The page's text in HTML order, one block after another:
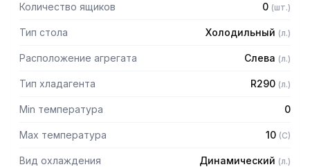
Количество ящиков 0 (шт.)
Тип стола Холодильный (л.)
Расположение агрегата Слева (л.)
Тип хладагента R290 (л.)
Min температура 0
Max температура 10 (C)
Вид охлаждения Динамический (л.)